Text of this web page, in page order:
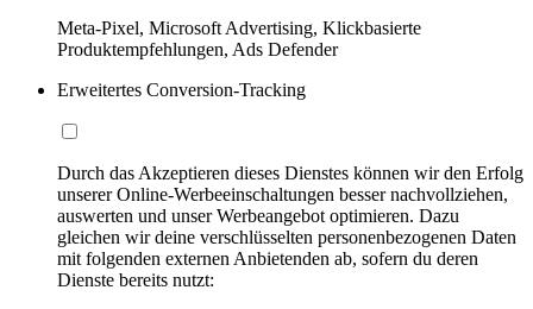
Meta-Pixel, Microsoft Advertising, Klickbasierte
Produktempfehlungen, Ads Defender
Erweitertes Conversion-Tracking
Durch das Akzeptieren dieses Dienstes können wir den Erfolg
unserer Online-Werbeeinschaltungen besser nachvollziehen,
auswerten und unser Werbeangebot optimieren. Dazu
gleichen wir deine verschlüsselten personenbezogenen Daten
mit folgenden externen Anbietenden ab, sofern du deren
Dienste bereits nutzt: